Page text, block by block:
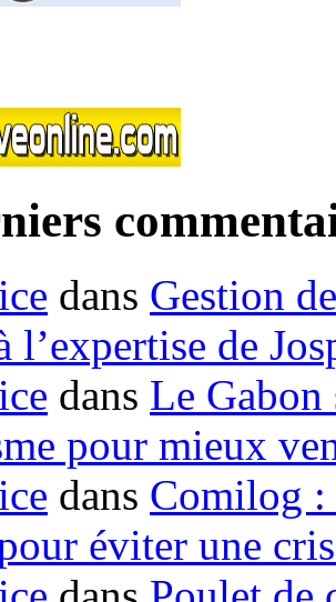
dans Gestion
l’expertise de
dans Le Gabon
pour mieux
dans Comilog :
éviter une